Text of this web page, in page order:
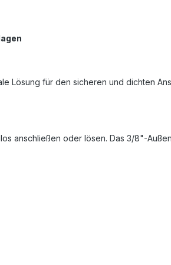
für den sicheren und dichten
anschließen oder lösen. Das 3/8"-